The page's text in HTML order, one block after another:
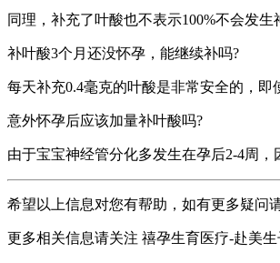
同理，补充了叶酸也不表示100%不会发
补叶酸3个月还没怀孕，能继续补吗?
每天补充0.4毫克的叶酸是非常安全的，即
意外怀孕后应该加量补叶酸吗?
由于宝宝神经管分化多发生在孕后2-4周
希望以上信息对您有帮助，如有更多疑问
更多相关信息请关注 禧孕生育医疗-赴美生